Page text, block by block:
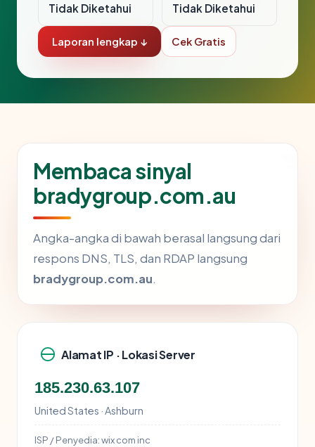
Tidak Diketahui Tidak Diketahui
Laporan lengkap ↓ Cek Gratis
Membaca sinyal
bradygroup.com.au
Angka-angka di bawah berasal langsung dari
respons DNS, TLS, dan RDAP langsung
bradygroup.com.au.
Alamat IP · Lokasi Server
185.230.63.107
United States · Ashburn
ISP / Penyedia:wix com inc